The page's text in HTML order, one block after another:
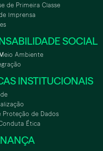
de Primeira Classe
Imprensa
SOCIAL
Ambiente
INSTITUCIONAIS
Proteção de Dados
Ética